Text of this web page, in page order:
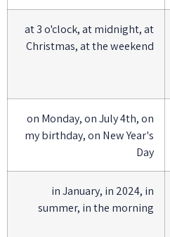
at 3 o'clock, at midnight, at
Christmas, at the weekend
on Monday, on July 4th, on
my birthday, on New Year's
Day
in January, in 2024, in
summer, in the morning